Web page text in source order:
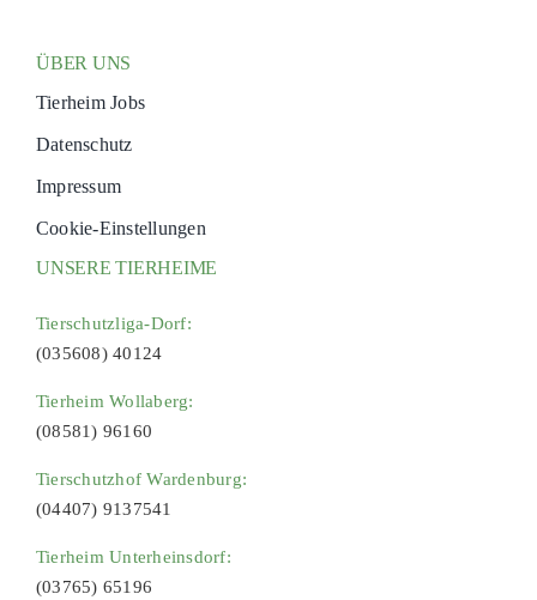
ÜBER UNS
Tierheim Jobs
Datenschutz
Impressum
Cookie-Einstellungen
UNSERE TIERHEIME
Tierschutzliga-Dorf:
(035608) 40124
Tierheim Wollaberg:
(08581) 96160
Tierschutzhof Wardenburg:
(04407) 9137541
Tierheim Unterheinsdorf:
(03765) 65196